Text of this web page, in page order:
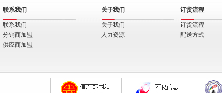
联系我们
联系我们
分销商加盟
供应商加盟
关于我们
关于我们
人力资源
订货流程
订货流程
配送方式